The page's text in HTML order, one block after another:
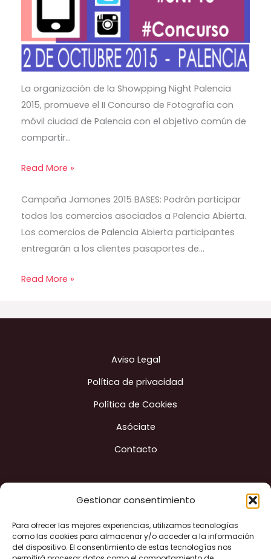
Gestionar consentimiento
Para ofrecer las mejores experiencias, utilizamos tecnologías
como las cookies para almacenar y/o acceder a la información
del dispositivo. El consentimiento de estas tecnologías nos
La organización de la Showpping Night Palencia
2015, promueve el II Concurso de Fotografía con
móvil ciudad de Palencia con el objetivo común de
compartir…
Read More »
Campaña Jamones 2015 BASES: Podrán participar
todos los comercios asociados a Palencia Abierta.
Los comercios de Palencia Abierta participantes
entregarán a los clientes pasaportes de…
Read More »
Aviso Legal
Política de privacidad
Política de Cookies
Asóciate
Contacto
Construyendo ciudad